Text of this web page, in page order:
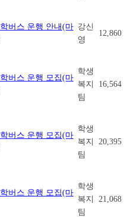
버스 운행 안내(마 강신
영
12,860
버스 운행 모집(마
학생
복지
팀
16,564
버스 운행 모집(마
학생
복지
팀
20,395
버스 운행 모집(마
학생
복지
팀
21,068